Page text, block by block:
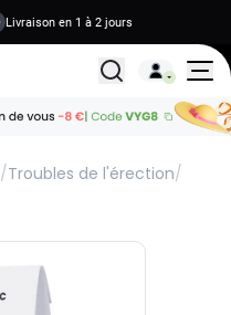
Livraison en 1 à 2 jours
Tous les
/Troubles de l'érection/